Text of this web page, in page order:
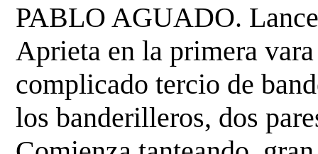
PABLO AGUADO.
Aprieta en la primera
complicado tercio de
los banderilleros, dos